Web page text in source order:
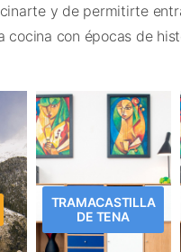
y de permitirte
cocina con épocas de
TRAMACASTILLA
DE TENA